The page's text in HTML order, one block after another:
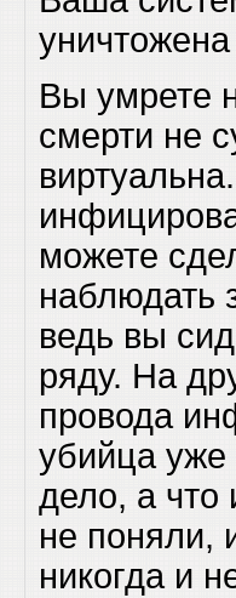
Вы умрете
смерти не
можете
наблюдать
ведь вы
ряду. На
провода
убийца уже
дело, а
не поняли,
никогда и